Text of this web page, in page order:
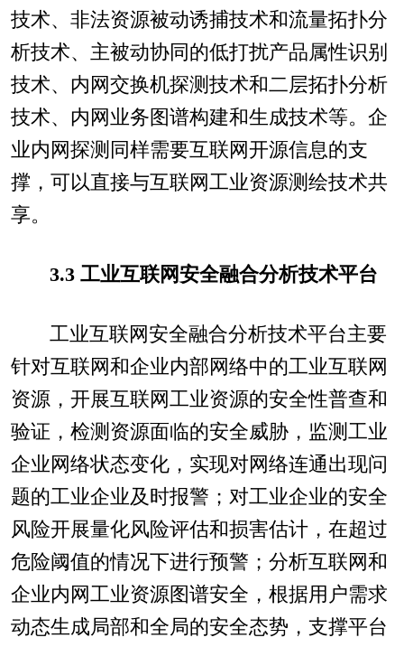
技术、非法资源被动诱捕技术和流量拓扑分
析技术、主被动协同的低打扰产品属性识别
技术、内网交换机探测技术和二层拓扑分析
技术、内网业务图谱构建和生成技术等。企
业内网探测同样需要互联网开源信息的支
撑，可以直接与互联网工业资源测绘技术共
享。
3.3 工业互联网安全融合分析技术平台
工业互联网安全融合分析技术平台主要
针对互联网和企业内部网络中的工业互联网
资源，开展互联网工业资源的安全性普查和
验证，检测资源面临的安全威胁，监测工业
企业网络状态变化，实现对网络连通出现问
题的工业企业及时报警；对工业企业的安全
风险开展量化风险评估和损害估计，在超过
危险阈值的情况下进行预警；分析互联网和
企业内网工业资源图谱安全，根据用户需求
动态生成局部和全局的安全态势，支撑平台